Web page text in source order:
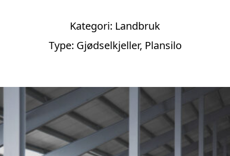
Kategori: Landbruk
Type: Gjødselkjeller, Plansilo